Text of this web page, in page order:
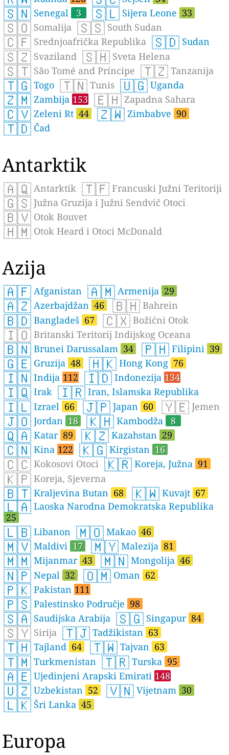
🇸🇳 Senegal 3 🇸🇱 Sijera Leone 33
🇸🇴 Somalija 🇸🇸 South Sudan
🇨🇫 Srednjoafrička Republika 🇸🇩 Sudan
🇸🇿 Svaziland 🇸🇭 Sveta Helena
🇸🇹 São Tomé and Príncipe 🇹🇿 Tanzanija
🇹🇬 Togo 🇹🇳 Tunis 🇺🇬 Uganda
🇿🇲 Zambija 153 🇪🇭 Zapadna Sahara
🇨🇻 Zeleni Rt 44 🇿🇼 Zimbabve 90
🇹🇩 Čad
Antarktik
🇦🇶 Antarktik 🇹🇫 Francuski Južni Teritoriji
🇬🇸 Južna Gruzija i Južni Sendvič Otoci
🇧🇻 Otok Bouvet
🇭🇲 Otok Heard i Otoci McDonald
Azija
🇦🇫 Afganistan 🇦🇲 Armenija 29
🇦🇿 Azerbajdžan 46 🇧🇭 Bahrein
🇧🇩 Bangladeš 67 🇨🇽 Božićni Otok
🇮🇴 Britanski Teritorij Indijskog Oceana
🇧🇳 Brunei Darussalam 34 🇵🇭 Filipini 39
🇬🇪 Gruzija 48 🇭🇰 Hong Kong 76
🇮🇳 Indija 112 🇮🇩 Indonezija 134
🇮🇶 Irak 🇮🇷 Iran, Islamska Republika
🇮🇱 Izrael 66 🇯🇵 Japan 60 🇾🇪 Jemen
🇯🇴 Jordan 18 🇰🇭 Kambodža 8
🇶🇦 Katar 89 🇰🇿 Kazahstan 29
🇨🇳 Kina 122 🇰🇬 Kirgistan 16
🇨🇨 Kokosovi Otoci 🇰🇷 Koreja, Južna 91
🇰🇵 Koreja, Sjeverna
🇧🇹 Kraljevina Butan 68 🇰🇼 Kuvajt 67
🇱🇦 Laoska Narodna Demokratska Republika
25
🇱🇧 Libanon 🇲🇴 Makao 46
🇲🇻 Maldivi 17 🇲🇾 Malezija 81
🇲🇲 Mijanmar 43 🇲🇳 Mongolija 46
🇳🇵 Nepal 32 🇴🇲 Oman 62
🇵🇰 Pakistan 111
🇵🇸 Palestinsko Područje 98
🇸🇦 Saudijska Arabija 🇸🇬 Singapur 84
🇸🇾 Sirija 🇹🇯 Tadžikistan 63
🇹🇭 Tajland 64 🇹🇼 Tajvan 63
🇹🇲 Turkmenistan 🇹🇷 Turska 95
🇦🇪 Ujedinjeni Arapski Emirati 148
🇺🇿 Uzbekistan 52 🇻🇳 Vijetnam 30
🇱🇰 Šri Lanka 45
Europa